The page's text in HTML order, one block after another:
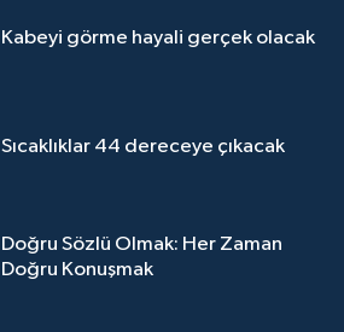
Kabeyi görme hayali gerçek olacak
Sıcaklıklar 44 dereceye çıkacak
Doğru Sözlü Olmak: Her Zaman
Doğru Konuşmak